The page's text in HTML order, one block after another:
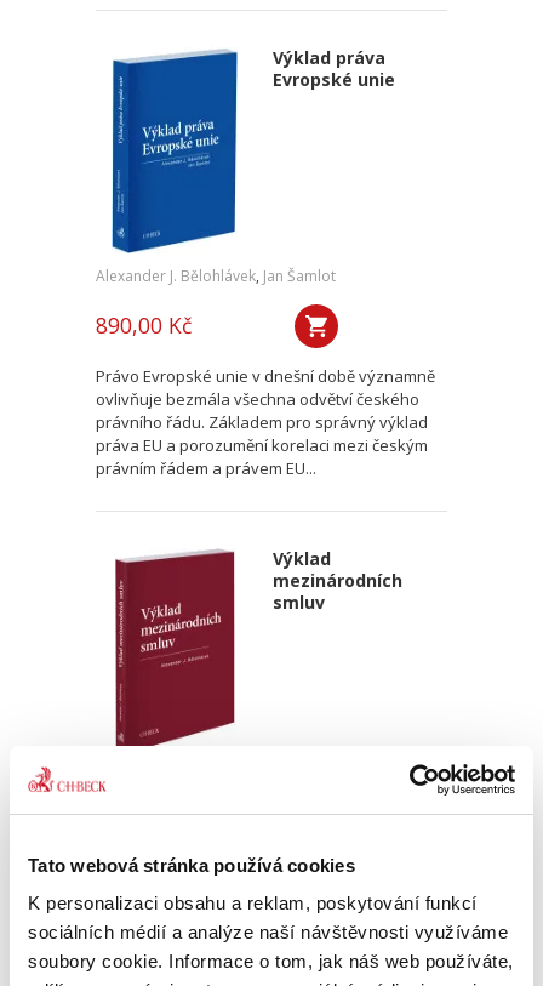
Tato webová stránka používá cookies
K personalizaci obsahu a reklam, poskytování funkcí
sociálních médií a analýze naší návštěvnosti využíváme
soubory cookie. Informace o tom, jak náš web používáte,
Výklad práva
Evropské unie
Alexander J. Bělohlávek, Jan Šamlot
890,00 Kč
Právo Evropské unie v dnešní době významně
ovlivňuje bezmála všechna odvětví českého
právního řádu. Základem pro správný výklad
práva EU a porozumění korelaci mezi českým
právním řádem a právem EU...
Výklad
mezinárodních
smluv
Alexander J. Bělohlávek
Nová monografie se věnuje v české literatuře
dosud opomíjenému výkladu mezinárodních
smluv. Kompaktní a přece čtivý výklad zevrubně
rozebírá všechny možné aspekty výkladu
mezinárodních smluv;...